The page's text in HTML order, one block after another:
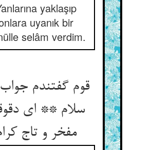
yaklaşıp
uyanık bir
selâm verdim.
قوم گفتندم
سلام ** ای
مفخر و تاج